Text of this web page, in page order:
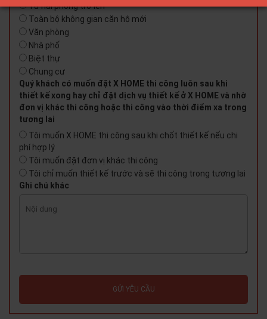
Từ hai phòng trở lên
Toàn bộ không gian căn hộ mới
Văn phòng
Nhà phố
Biệt thự
Chung cư
Quý khách có muốn đặt X HOME thi công luôn sau khi
thiết kế xong hay chỉ đặt dịch vụ thiết kế ở X HOME và nhờ
đơn vị khác thi công hoặc thi công vào thời điểm xa trong
tương lai
Tôi muốn X HOME thi công sau khi chốt thiết kế nếu chi
phí hợp lý
Tôi muốn đặt đơn vị khác thi công
Tôi chỉ muốn thiết kế trước và sẽ thi công trong tương lai
Ghi chú khác
GỬI YÊU CẦU